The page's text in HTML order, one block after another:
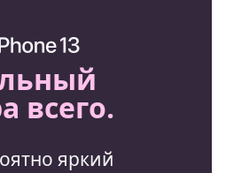
всего.
яркий